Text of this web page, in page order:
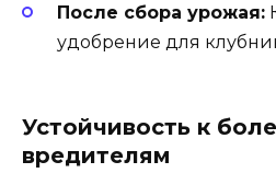
После сбора урожая:
удобрение для
Устойчивость к
вредителям